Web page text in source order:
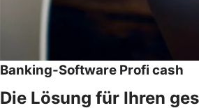
Banking-Software Profi cash
Die Lösung für Ihren